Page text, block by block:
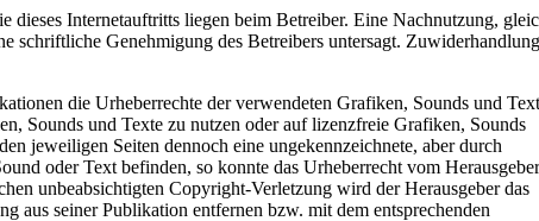
dieses Internetauftritts liegen beim Betreiber. Eine Nachnutzung,
schriftliche Genehmigung des Betreibers untersagt.
die Urheberrechte der verwendeten Grafiken, Sounds und
Sounds und Texte zu nutzen oder auf lizenzfreie Grafiken, Sounds
jeweiligen Seiten dennoch eine ungekennzeichnete, aber durch
oder Text befinden, so konnte das Urheberrecht vom Herausgeber
unbeabsichtigten Copyright-Verletzung wird der Herausgeber das
aus seiner Publikation entfernen bzw. mit dem entsprechenden